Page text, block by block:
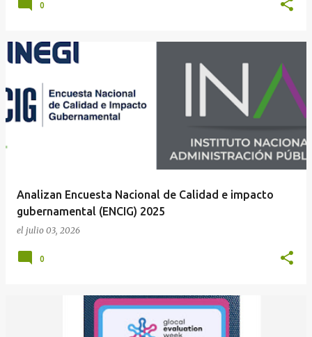
0
Analizan Encuesta Nacional de Calidad e impacto
gubernamental (ENCIG) 2025
el julio 03, 2026
0